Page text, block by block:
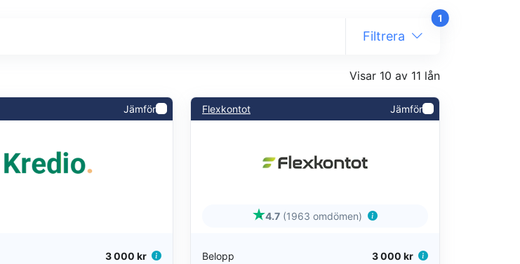
Filtrera
1
Visar 10 av 11 lån
Jämför
3 000 kr
Flexkontot Jämför
4.7 (1963 omdömen)
Belopp
3 000 kr